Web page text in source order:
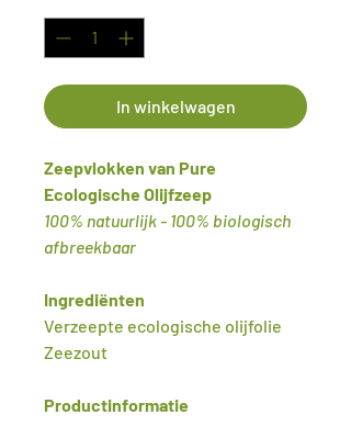
In winkelwagen
Zeepvlokken van Pure
Ecologische Olijfzeep
100% natuurlijk - 100% biologisch
afbreekbaar
Ingrediënten
Verzeepte ecologische olijfolie
Zeezout
Productinformatie